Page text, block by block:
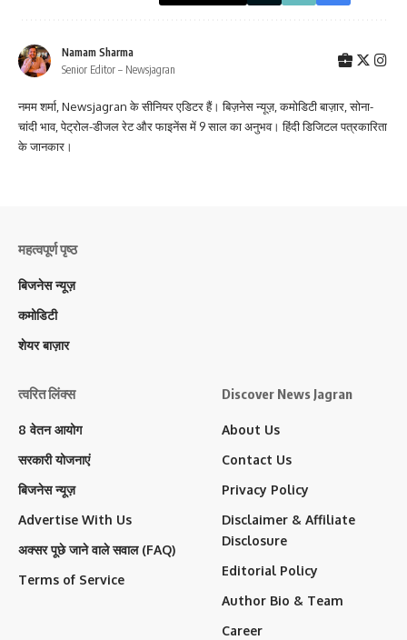
Namam Sharma
Senior Editor – Newsjagran
नमम शर्मा, Newsjagran के सीनियर एडिटर हैं। बिज़नेस न्यूज़, कमोडिटी बाज़ार, सोना-
चांदी भाव, पेट्रोल-डीजल रेट और फाइनेंस में 9 साल का अनुभव। हिंदी डिजिटल पत्रकारिता
के जानकार।
महत्वपूर्ण पृष्ठ
बिजनेस न्यूज़
कमोडिटी
शेयर बाज़ार
त्वरित लिंक्स
8 वेतन आयोग
सरकारी योजनाएं
बिजनेस न्यूज़
Advertise With Us
अक्सर पूछे जाने वाले सवाल (FAQ)
Terms of Service
Discover News Jagran
About Us
Contact Us
Privacy Policy
Disclaimer & Affiliate
Disclosure
Editorial Policy
Author Bio & Team
Career